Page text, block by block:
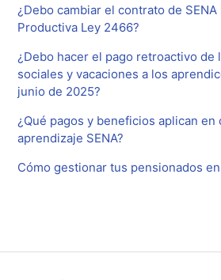
¿Debo cambiar el contrato de
Productiva Ley 2466?
¿Debo hacer el pago retroactivo de
sociales y vacaciones a los
junio de 2025?
¿Qué pagos y beneficios aplican en
aprendizaje SENA?
Cómo gestionar tus pensionados